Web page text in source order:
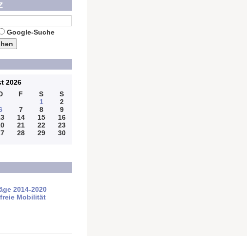
Google-Suche
2026
F S
S
1
2
7 8
9
14 15
16
21 22
23
28 29
30
2014-2020
Mobilität